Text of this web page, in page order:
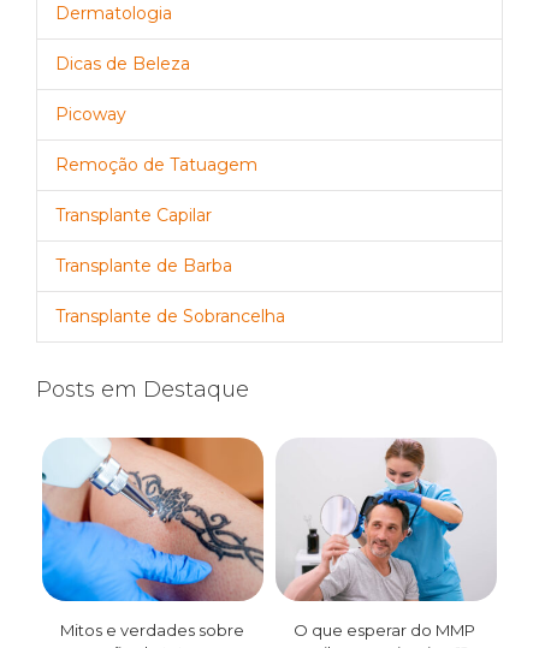
Dermatologia
Dicas de Beleza
Picoway
Remoção de Tatuagem
Transplante Capilar
Transplante de Barba
Transplante de Sobrancelha
Posts em Destaque
Mitos e verdades sobre
O que esperar do MMP